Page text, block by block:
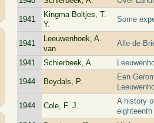
1941
Kingma Boltjes, T.
Y.
Some
1941
Leeuwenhoek, A.
van
Alle de
1941 Schierbeek, A.
1944 Beydals, P.
Een
1944 Cole, F. J.
A history